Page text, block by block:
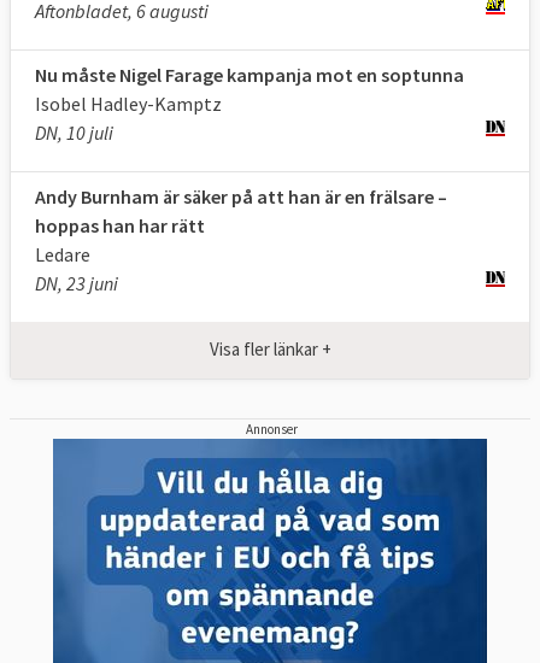
Aftonbladet, 6 augusti
Nu måste Nigel Farage kampanja mot en soptunna
Isobel Hadley-Kamptz
DN, 10 juli
Andy Burnham är säker på att han är en frälsare –
hoppas han har rätt
Ledare
DN, 23 juni
Visa fler länkar +
Annonser